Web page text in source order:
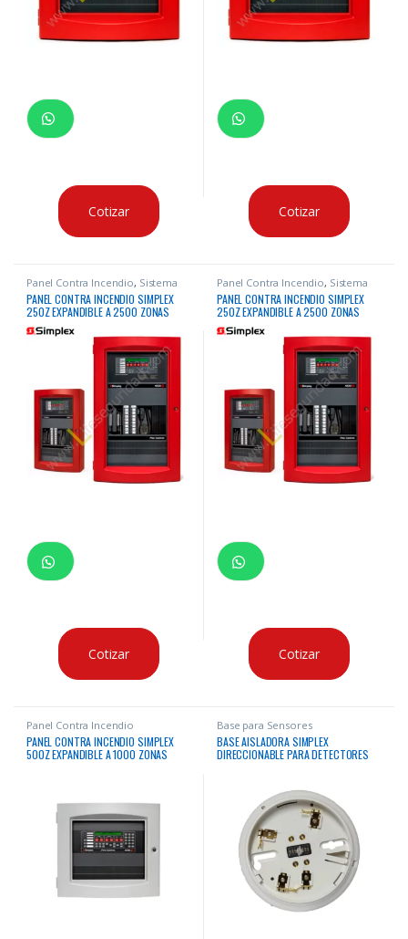
Cotizar Cotizar
Panel Contra Incendio, Sistema
Contra Incendio
PANEL CONTRA INCENDIO SIMPLEX
250Z EXPANDIBLE A 2500 ZONAS
DIRECCIONABLE
Cotizar
Panel Contra Incendio, Sistema
Contra Incendio
PANEL CONTRA INCENDIO SIMPLEX
250Z EXPANDIBLE A 2500 ZONAS
DIRECCIONABLE IDNAC
Cotizar
Panel Contra Incendio
PANEL CONTRA INCENDIO SIMPLEX
500Z EXPANDIBLE A 1000 ZONAS
Base para Sensores
BASE AISLADORA SIMPLEX
DIRECCIONABLE PARA DETECTORES